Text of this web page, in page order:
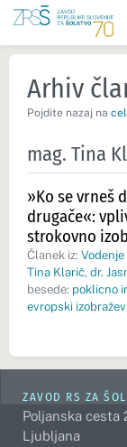
Arhiv
Pojdite nazaj na
mag. Tina
»Ko se vrneš
drugače«:
strokovno
Članek iz:
Tina Klarič, dr.
besede: poklicno
evropski
ZAVOD RS ZA
Poljanska cesta
Ljubljana